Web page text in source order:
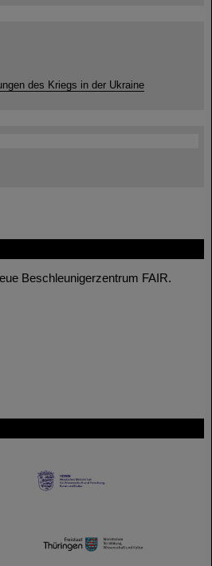
Beschleunigerzentrum FAIR.
des Kriegs in der Ukraine